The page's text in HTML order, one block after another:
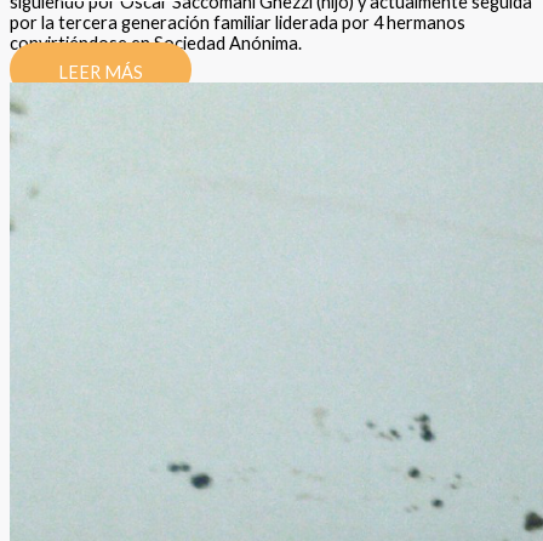
por la tercera generación familiar liderada por 4 hermanos
convirtiéndose en Sociedad Anónima.
LEER MÁS